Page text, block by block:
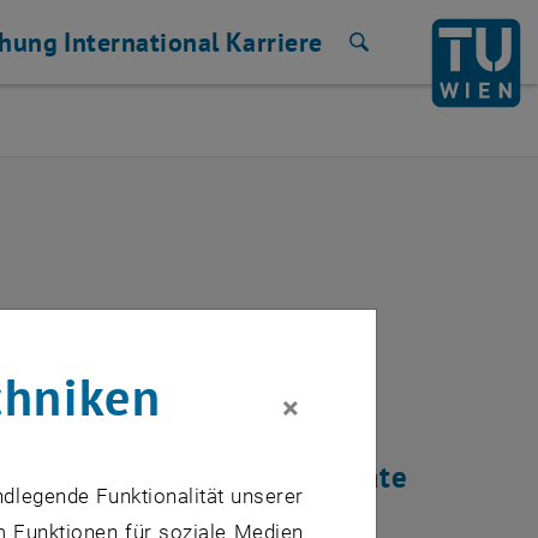
International Karriere
ein größeres Update
×
Funktionalität unserer
Funktionen für soziale Medien